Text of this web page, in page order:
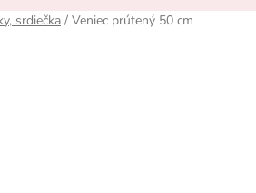
srdiečka / Veniec prútený 50 cm